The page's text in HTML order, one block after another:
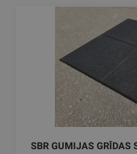
SBR GUMIJAS GRĪDAS